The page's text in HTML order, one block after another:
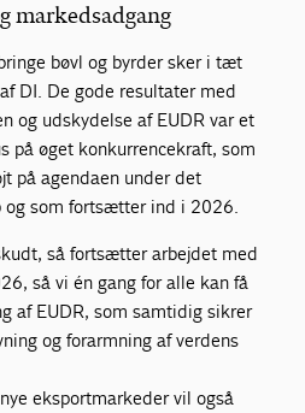
markedsadgang
bøvl og byrder sker i tæt
DI. De gode resultater med
og udskydelse af EUDR var et
på øget konkurrencekraft, som
på agendaen under det
og som fortsætter ind i 2026.
så fortsætter arbejdet med
så vi én gang for alle kan få
af EUDR, som samtidig sikrer
og forarmning af verdens
eksportmarkeder vil også